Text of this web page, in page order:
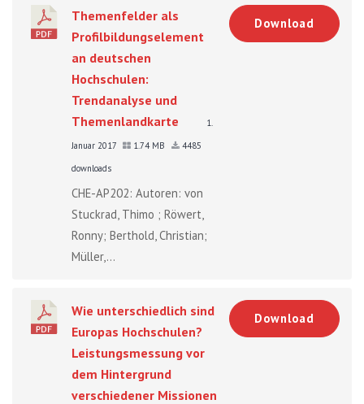
Themenfelder als
Profilbildungselement
an deutschen
Hochschulen:
Trendanalyse und
Themenlandkarte
1.
Januar 2017
1.74 MB
4485
downloads
CHE-AP202: Autoren: von
Stuckrad, Thimo ; Röwert,
Ronny; Berthold, Christian;
Müller,...
Download
Wie unterschiedlich sind
Europas Hochschulen?
Leistungsmessung vor
dem Hintergrund
verschiedener Missionen
Download